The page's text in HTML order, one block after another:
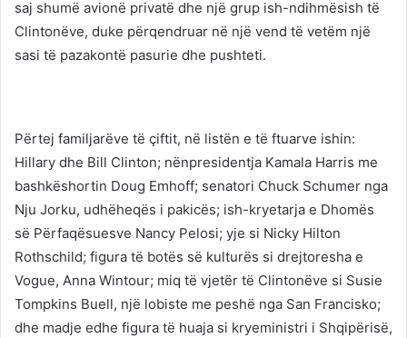
saj shumë avionë privatë dhe një grup ish-ndihmësish të
Clintonëve, duke përqendruar në një vend të vetëm një
sasi të pazakontë pasurie dhe pushteti.
Përtej familjarëve të çiftit, në listën e të ftuarve ishin:
Hillary dhe Bill Clinton; nënpresidentja Kamala Harris me
bashkëshortin Doug Emhoff; senatori Chuck Schumer nga
Nju Jorku, udhëheqës i pakicës; ish-kryetarja e Dhomës
së Përfaqësuesve Nancy Pelosi; yje si Nicky Hilton
Rothschild; figura të botës së kulturës si drejtoresha e
Vogue, Anna Wintour; miq të vjetër të Clintonëve si Susie
Tompkins Buell, një lobiste me peshë nga San Francisko;
dhe madje edhe figura të huaja si kryeministri i Shqipërisë,